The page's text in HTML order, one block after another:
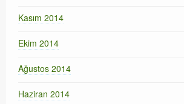
Kasım 2014
Ekim 2014
Ağustos 2014
Haziran 2014